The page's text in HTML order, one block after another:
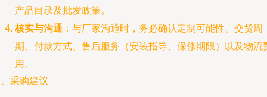
产品目录及批发政策。
核实与沟通 ：与厂家沟通时，务必确认定制可能性、交货周
期、付款方式、售后服务（安装指导、保修期限）以及物流
用。
采购建议